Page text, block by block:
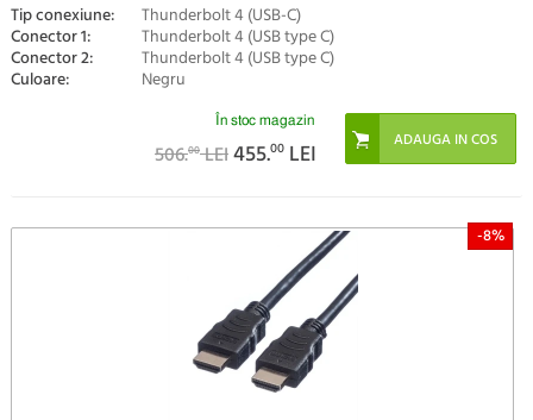
Tip conexiune: Thunderbolt 4 (USB-C)
Conector 1: Thunderbolt 4 (USB type C)
Conector 2: Thunderbolt 4 (USB type C)
Culoare: Negru
În stoc magazin
506.00LEI455.00 LEI
-8%